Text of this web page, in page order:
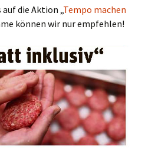
die Aktion „Tempo machen
können wir nur empfehlen!